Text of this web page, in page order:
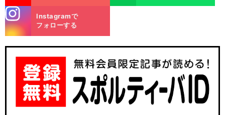
m
Instagramで
フォローする